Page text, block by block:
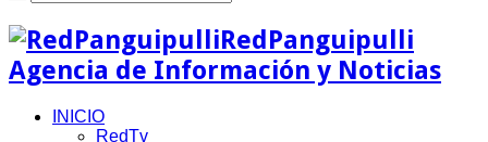
RedPanguipulli
Agencia de Información y Noticias
INICIO
RedTv